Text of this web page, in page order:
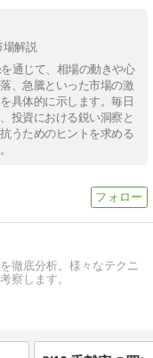
場解説
通じて、相場の動きや心
、急騰といった市場の激
具体的に示します。毎日
投資における鋭い洞察と
うためのヒントを求める
徹底分析。様々なテクニ
察します。